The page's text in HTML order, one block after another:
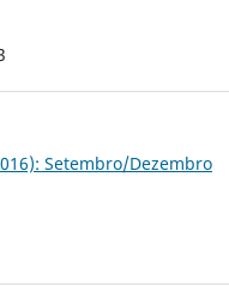
Setembro/Dezembro